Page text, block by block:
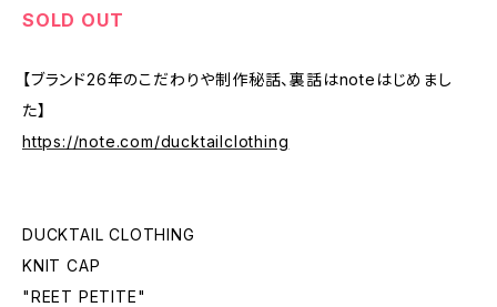
SOLD OUT
【ブランド26年のこだわりや制作秘話、裏話はnoteはじめまし
た】
https://note.com/ducktailclothing
DUCKTAIL CLOTHING
KNIT CAP
"REET PETITE"